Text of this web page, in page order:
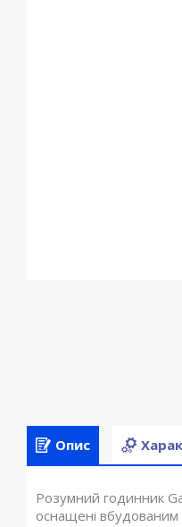
Опис
Розумний годинник
оснащені вбудованим